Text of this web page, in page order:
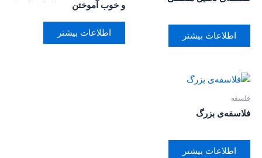
اطلاعات بیشتر
و خوب آموختن
اطلاعات بیشتر
فلسفه
فلاسفه‌ی بزرگ
اطلاعات بیشتر